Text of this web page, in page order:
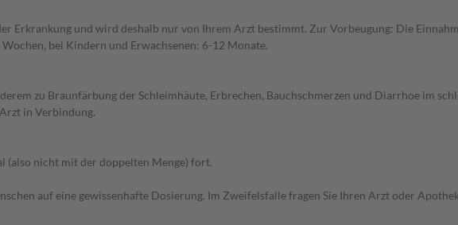
Erkrankung und wird deshalb nur von Ihrem Arzt bestimmt. Zur Vorbeugung: Die
bei Kindern und Erwachsenen: 6-12 Monate.
zu Braunfärbung der Schleimhäute, Erbrechen, Bauchschmerzen und Diarrhoe im
in Verbindung.
(also nicht mit der doppelten Menge) fort.
auf eine gewissenhafte Dosierung. Im Zweifelsfalle fragen Sie Ihren Arzt oder